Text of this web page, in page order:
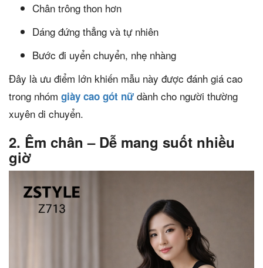
Chân trông thon hơn
Dáng đứng thẳng và tự nhiên
Bước đi uyển chuyển, nhẹ nhàng
Đây là ưu điểm lớn khiến mẫu này được đánh giá cao
trong nhóm giày cao gót nữ dành cho người thường
xuyên di chuyển.
2. Êm chân – Dễ mang suốt nhiều
giờ